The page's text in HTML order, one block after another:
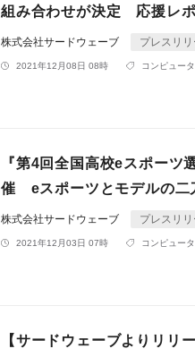
組み合わせが決定 応援レ
株式会社サードウェーブ プレスリリ
2021年12月08日 08時 コンピュー
『第4回全国高校eスポー
催 eスポーツとモデルの二
株式会社サードウェーブ プレスリリ
2021年12月03日 07時 コンピュー
【サードウェーブよりリリ